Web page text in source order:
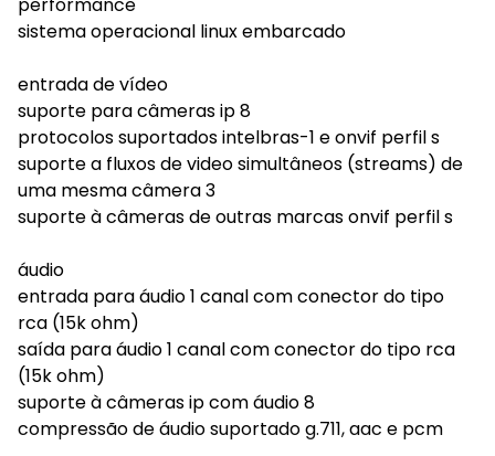
sistema operacional linux embarcado
entrada de vídeo
suporte para câmeras ip 8
protocolos suportados intelbras-1 e onvif perfil s
suporte a fluxos de video simultâneos (streams) de
uma mesma câmera 3
suporte à câmeras de outras marcas onvif perfil s
áudio
entrada para áudio 1 canal com conector do tipo
rca (15k ohm)
saída para áudio 1 canal com conector do tipo rca
(15k ohm)
suporte à câmeras ip com áudio 8
compressão de áudio suportado g.711, aac e pcm